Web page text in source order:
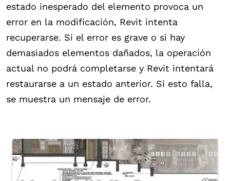
estado inesperado del elemento provoca un
error en la modificación, Revit intenta
recuperarse. Si el error es grave o si hay
demasiados elementos dañados, la operación
actual no podrá completarse y Revit intentará
restaurarse a un estado anterior. Si esto falla,
se muestra un mensaje de error.